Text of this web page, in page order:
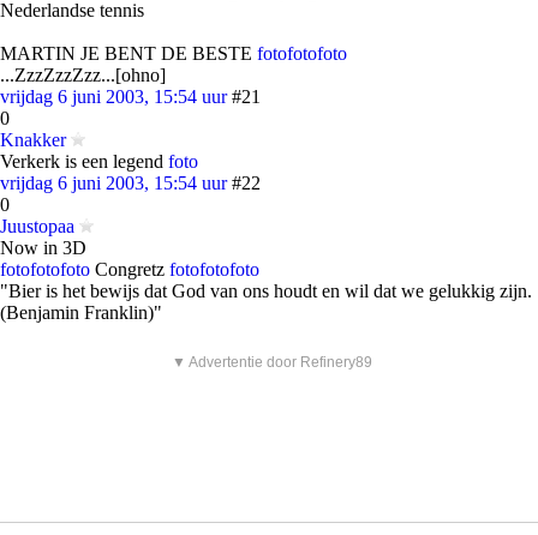
Nederlandse tennis
MARTIN JE BENT DE BESTE fotofotofoto
...ZzzZzzZzz...[ohno]
vrijdag 6 juni 2003, 15:54 uur #21
0
Knakker
Verkerk is een legend foto
vrijdag 6 juni 2003, 15:54 uur #22
0
Juustopaa
Now in 3D
fotofotofoto Congretz fotofotofoto
"Bier is het bewijs dat God van ons houdt en wil dat we gelukkig zijn.
(Benjamin Franklin)"
▼ Advertentie door Refinery89